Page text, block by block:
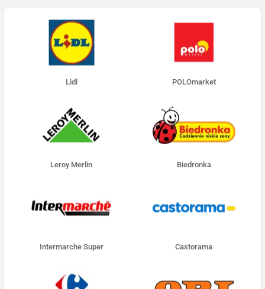
Lidl POLOmarket
Leroy Merlin Biedronka
Intermarche Super Castorama